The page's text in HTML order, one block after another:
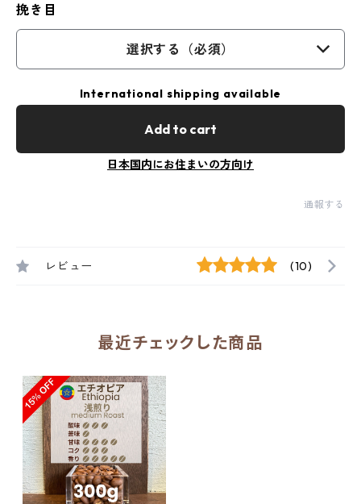
挽き目
選択する（必須）
International shipping available
Add to cart
日本国内にお住まいの方向け
通報する
レビュー (10)
最近チェックした商品